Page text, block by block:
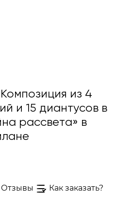
из 4
и 15 диантусов в
рассвета» в
Отзывы
Как заказать?